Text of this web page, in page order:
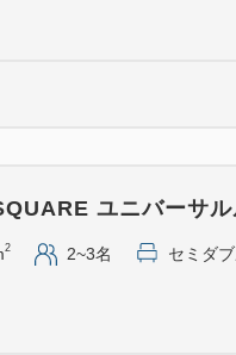
■
ユニバーサ
2 2~3名 セミダ